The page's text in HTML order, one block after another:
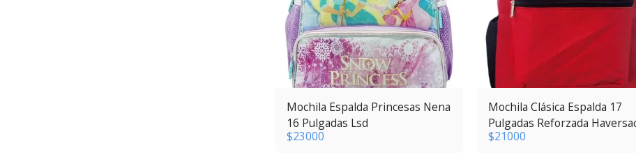
Mochila Espalda Princesas Nena
16 Pulgadas Lsd
$23000
Mochila Clásica Espalda 17
Pulgadas Reforzada
$21000